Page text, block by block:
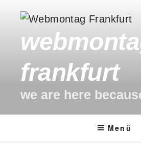
Inhalt
springen
frankfurt
we are here
Menü